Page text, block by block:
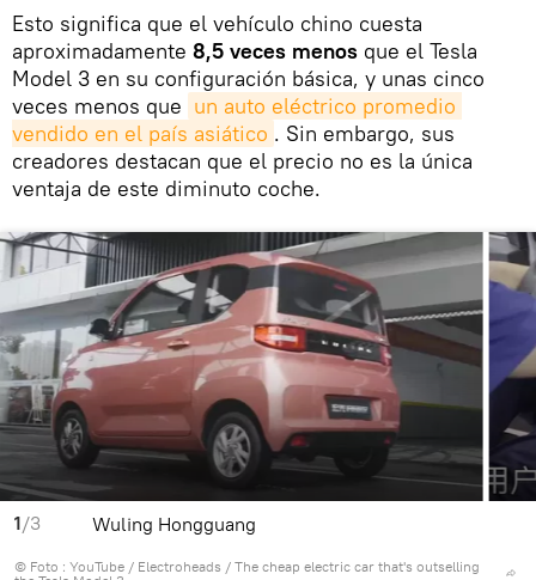
Esto significa que el vehículo chino cuesta
aproximadamente 8,5 veces menos que el Tesla
Model 3 en su configuración básica, y unas cinco
veces menos que un auto eléctrico promedio
vendido en el país asiático . Sin embargo, sus
creadores destacan que el precio no es la única
ventaja de este diminuto coche.
1/3
© Foto : YouTube / Electroheads / The cheap electric car that's outselling
Wuling Hongguang